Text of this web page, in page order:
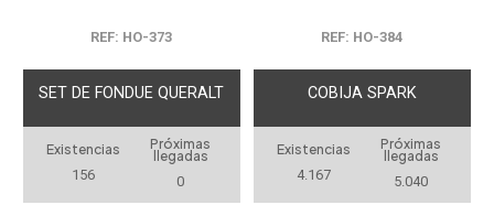
REF: HO-373
SET DE FONDUE QUERALT
Existencias
156
Próximas
llegadas
0
REF: HO-384
COBIJA SPARK
Existencias
4.167
Próximas
llegadas
5.040